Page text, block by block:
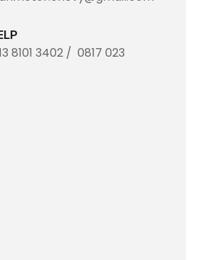
8101 3402 / 0817 023